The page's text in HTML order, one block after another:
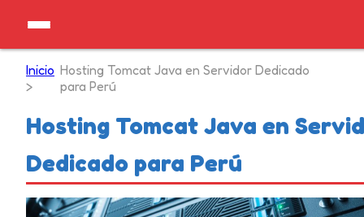
Inicio
>
Hosting Tomcat Java en Servidor Dedicado
para Perú
Hosting Tomcat Java en
Dedicado para Perú